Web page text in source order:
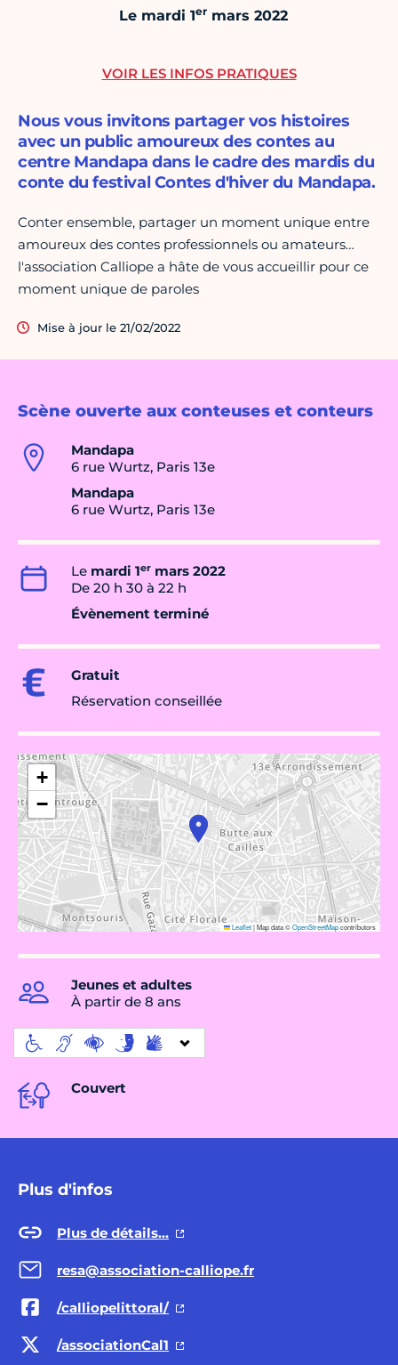
Le mardi 1er mars 2022
Scène ouverte aux conteuses et conteurs
Mandapa
6 rue Wurtz, Paris 13e
Mandapa
6 rue Wurtz, Paris 13e
Le mardi 1er mars 2022
De 20 h 30 à 22 h
Évènement terminé
Gratuit
Réservation conseillée
+
−
Leaflet|Map data ©OpenStreetMapcontributors
Jeunes et adultes
À partir de 8 ans
Couvert
Plus d'infos
Plus de détails...
resa@association-calliope.fr
/calliopelittoral/
/associationCal1
Nous vous invitons partager vos histoires
avec un public amoureux des contes au
centre Mandapa dans le cadre des mardis du
conte du festival Contes d'hiver du Mandapa.
Conter ensemble, partager un moment unique entre
amoureux des contes professionnels ou amateurs…
l'association Calliope a hâte de vous accueillir pour ce
moment unique de paroles
Mise à jour le 21/02/2022
VOIR LES INFOS PRATIQUES